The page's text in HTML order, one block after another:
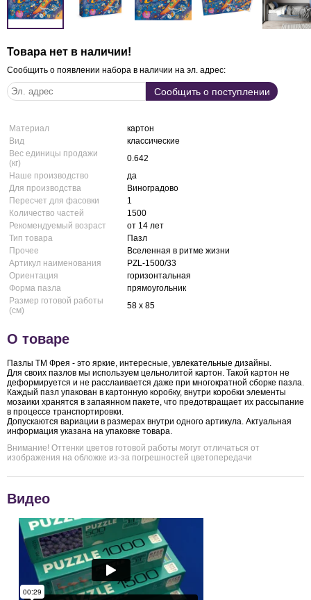
Товара нет в наличии!
Сообщить о появлении набора в наличии на эл. адрес:
Материал
картон
Вид
классические
Вес единицы продажи
(кг)
0.642
Наше производство
да
Для производства
Виноградово
Пересчет для фасовки
1
Количество частей
1500
Рекомендуемый возраст
от 14 лет
Тип товара
Пазл
Прочее
Вселенная в ритме жизни
Артикул наименования
PZL-1500/33
Ориентация
горизонтальная
Форма пазла
прямоугольник
Размер готовой работы
(см)
58 x 85
О товаре
Пазлы ТМ Фрея - это яркие, интересные, увлекательные дизайны.
Для своих пазлов мы используем цельнолитой картон. Такой картон не
деформируется и не расслаивается даже при многократной сборке пазла.
Каждый пазл упакован в картонную коробку, внутри коробки элементы
мозаики хранятся в запаянном пакете, что предотвращает их рассыпание
в процессе транспортировки.
Допускаются вариации в размерах внутри одного артикула. Актуальная
информация указана на упаковке товара.
Внимание! Оттенки цветов готовой работы могут отличаться от
изображения на обложке из-за погрешностей цветопередачи
Видео